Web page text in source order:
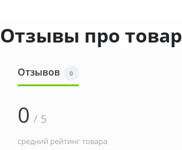
Отзывы про товар
Отзывов 0
0 / 5
средний рейтинг товара